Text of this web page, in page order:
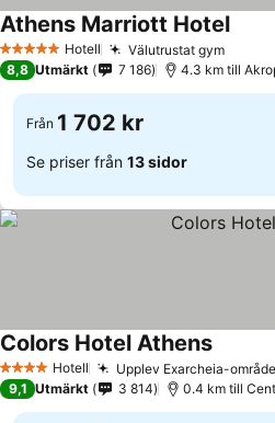
5 Stjärnor Hotell Välutrustat gym
Athens Marriott Hotel
8,8 Utmärkt 7 186 4.3 km till
Från 1 702 kr
Se priser från 13 sidor
4 StjärnorHotell Upplev Exarcheia-
Colors Hotel Athens
9,1 Utmärkt 3 814 0.4 km till